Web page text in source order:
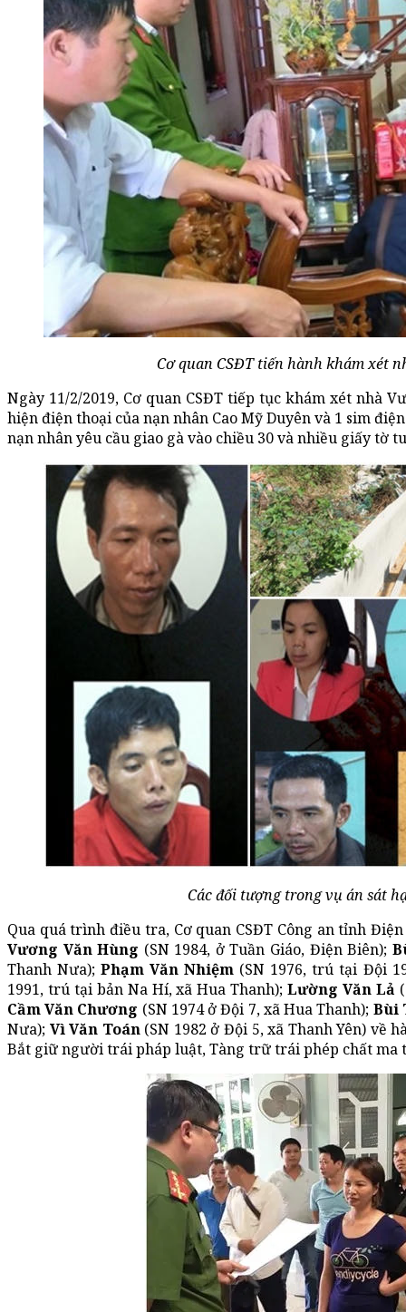
Cơ quan CSĐT tiến hành khám xét
Ngày 11/2/2019, Cơ quan CSĐT tiếp tục khám xét nhà
hiện điện thoại của nạn nhân Cao Mỹ Duyên và 1 sim
nạn nhân yêu cầu giao gà vào chiều 30 và nhiều giấy tờ
Các đối tượng trong vụ án sát
Qua quá trình điều tra, Cơ quan CSĐT Công an tỉnh
Vương Văn Hùng (SN 1984, ở Tuần Giáo, Điện Biên);
Thanh Nưa);Phạm Văn Nhiệm (SN 1976, trú tại Đội
1991, trú tại bản Na Hí, xã Hua Thanh);Lường Văn Lả
Cầm Văn Chương (SN 1974 ở Đội 7, xã Hua Thanh); Bùi
Nưa); Vì Văn Toán(SN 1982 ở Đội 5, xã Thanh Yên) về
Bắt giữ người trái pháp luật, Tàng trữ trái phép chất ma